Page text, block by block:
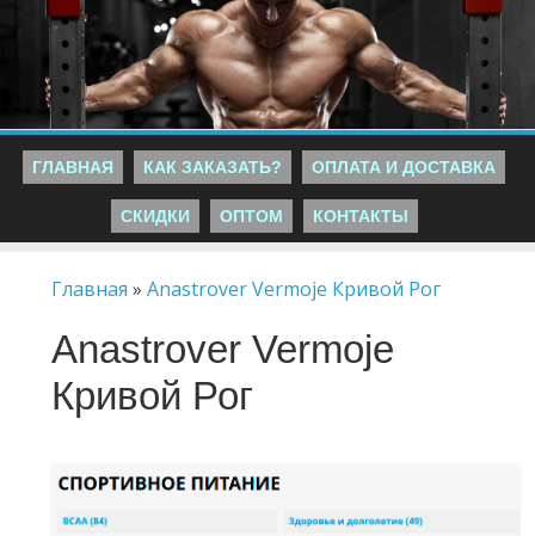
ГЛАВНАЯ КАК ЗАКАЗАТЬ? ОПЛАТА И ДОСТАВКА
СКИДКИ ОПТОМ КОНТАКТЫ
Главная »Anastrover Vermoje Кривой Рог
Anastrover Vermoje
Кривой Рог